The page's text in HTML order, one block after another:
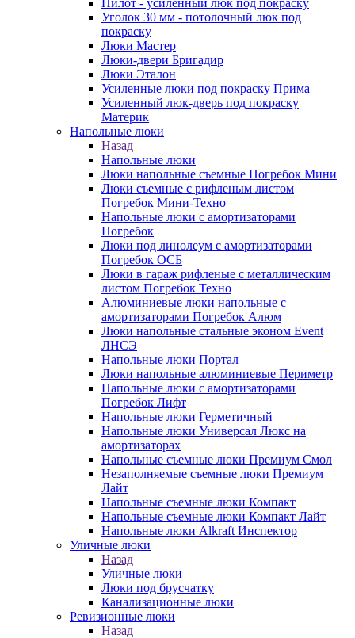
Пилот - усиленный люк под покраску
Уголок 30 мм - потолочный люк под
покраску
Люки Мастер
Люки-двери Бригадир
Люки Эталон
Усиленные люки под покраску Прима
Усиленный люк-дверь под покраску
Материк
Напольные люки
Назад
Напольные люки
Люки напольные съемные Погребок Мини
Люки съемные с рифленым листом
Погребок Мини-Техно
Напольные люки с амортизаторами
Погребок
Люки под линолеум с амортизаторами
Погребок ОСБ
Люки в гараж рифленые с металлическим
листом Погребок Техно
Алюминиевые люки напольные с
амортизаторами Погребок Алюм
Люки напольные стальные эконом Event
ЛНСЭ
Напольные люки Портал
Люки напольные алюминиевые Периметр
Напольные люки с амортизаторами
Погребок Лифт
Напольные люки Герметичный
Напольные люки Универсал Люкс на
амортизаторах
Напольные съемные люки Премиум Смол
Незаполняемые съемные люки Премиум
Лайт
Напольные съемные люки Компакт
Напольные съемные люки Компакт Лайт
Напольные люки Alkraft Инспектор
Уличные люки
Назад
Уличные люки
Люки под брусчатку
Канализационные люки
Ревизионные люки
Назад